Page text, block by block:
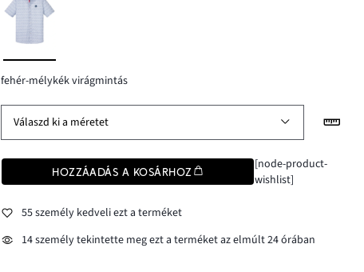
fehér-mélykék virágmintás
Válaszd ki a méretet
HOZZÁADÁS A KOSÁRHOZ
[node-product-
wishlist]
55 személy kedveli ezt a terméket
14 személy tekintette meg ezt a terméket az elmúlt 24 órában